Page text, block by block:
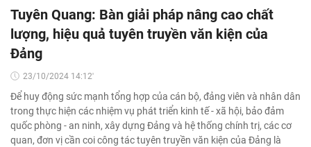
Tuyên Quang: Bàn giải pháp nâng cao chất
lượng, hiệu quả tuyên truyền văn kiện của
Đảng
23/10/2024 14:12'
Để huy động sức mạnh tổng hợp của cán bộ, đảng viên và nhân dân
trong thực hiện các nhiệm vụ phát triển kinh tế - xã hội, bảo đảm
quốc phòng - an ninh, xây dựng Đảng và hệ thống chính trị, các cơ
quan, đơn vị cần coi công tác tuyên truyền văn kiện của Đảng là